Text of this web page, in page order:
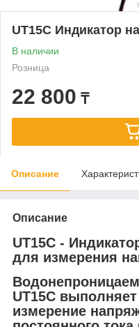
UT15C Индикатор
В наличии
Розница
22 800 ₸
Описание
Описание
UT15C -
для измерения
UT15C
измерение